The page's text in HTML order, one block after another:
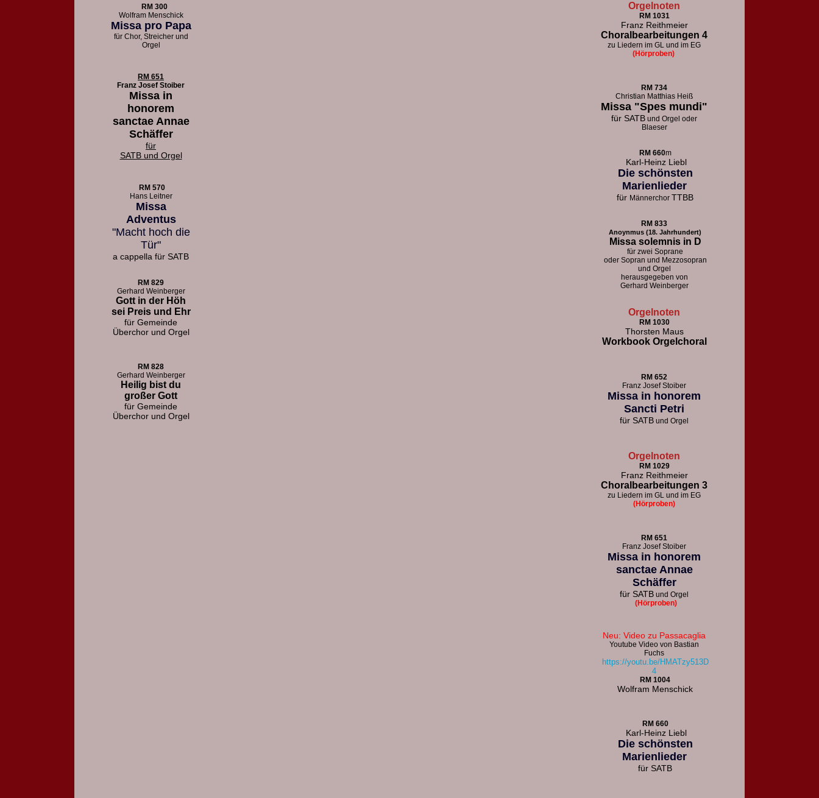
RM 300
Wolfram Menschick
Missa pro Papa
für Chor, Streicher und
Orgel
RM 651
Franz Josef Stoiber
Missa in
honorem
sanctae Annae
Schäffer
für
SATB und Orgel
RM 570
Hans Leitner
Missa
Adventus
"Macht hoch die
Tür"
a cappella für SATB
RM 829
Gerhard Weinberger
Gott in der Höh
sei Preis und Ehr
für Gemeinde
Überchor und Orgel
RM 828
Gerhard Weinberger
Heilig bist du
großer Gott
für Gemeinde
Überchor und Orgel
Orgelnoten
RM 1031
Franz Reithmeier
Choralbearbeitungen 4
zu Liedern im GL und im EG
(Hörproben)
RM 734
Christian Matthias Heiß
Missa "Spes mundi"
für SATB und Orgel oder
Blaeser
RM 660m
Karl-Heinz Liebl
Die schönsten
Marienlieder
für Männerchor TTBB
RM 833
Anoynmus (18. Jahrhundert)
Missa solemnis in D
für zwei Soprane
oder Sopran und Mezzosopran
und Orgel
herausgegeben von
Gerhard Weinberger
Orgelnoten
RM 1030
Thorsten Maus
Workbook Orgelchoral
RM 652
Franz Josef Stoiber
Missa in honorem
Sancti Petri
für SATB und Orgel
Orgelnoten
RM 1029
Franz Reithmeier
Choralbearbeitungen 3
zu Liedern im GL und im EG
(Hörproben)
RM 651
Franz Josef Stoiber
Missa in honorem
sanctae Annae
Schäffer
für SATB und Orgel
(Hörproben)
Neu: Video zu Passacaglia
Youtube Video von Bastian
Fuchs
https://youtu.be/HMATzy513D
4
RM 1004
Wolfram Menschick
RM 660
Karl-Heinz Liebl
Die schönsten
Marienlieder
für SATB